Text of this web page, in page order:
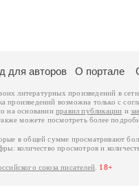
для авторов О портале
литературных произведений в
произведений возможна только с
на основанииправил публикации и
можете посмотреть более
в общей сумме просматривают
количество просмотров и
союза писателей 18+